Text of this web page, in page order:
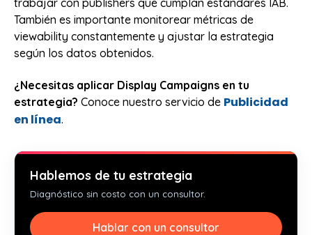
También es importante monitorear métricas de
viewability constantemente y ajustar la estrategia
según los datos obtenidos.
¿Necesitas aplicar Display Campaigns en tu
estrategia? Conoce nuestro servicio de Publicidad
en línea.
Hablemos de tu estrategia
Diagnóstico sin costo con un consultor.
Hablar con un consultor